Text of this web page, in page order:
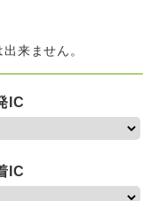
来ません。
IC
IC